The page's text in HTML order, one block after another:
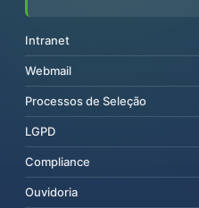
Intranet
Webmail
Processos de Seleção
LGPD
Compliance
Ouvidoria